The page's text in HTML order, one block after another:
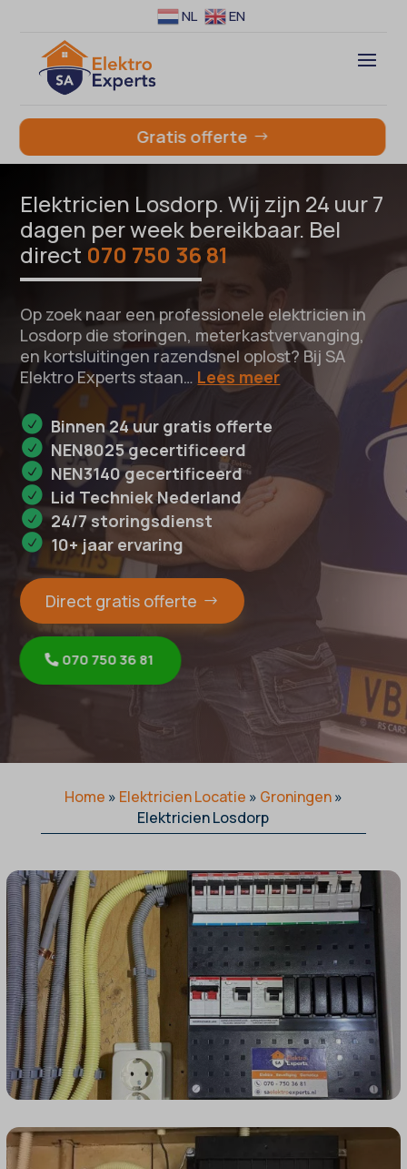
NL EN
Gratis offerte
Elektricien Losdorp. Wij zijn 24 uur 7
dagen per week bereikbaar. Bel
direct 070 750 36 81
Op zoek naar een professionele elektricien in
Losdorp die storingen, meterkastvervanging,
en kortsluitingen razendsnel oplost? Bij SA
Elektro Experts staan… Lees meer
Binnen 24 uur gratis offerte
NEN8025 gecertificeerd
NEN3140 gecertificeerd
Lid Techniek Nederland
24/7 storingsdienst
10+ jaar ervaring
Direct gratis offerte
070 750 36 81
Home » Elektricien Locatie » Groningen»
Elektricien Losdorp